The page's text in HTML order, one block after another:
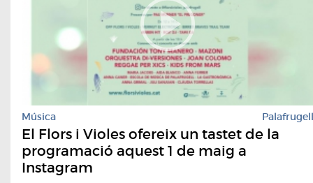
Música Palafrugell
El Flors i Violes ofereix un tastet de la
programació aquest 1 de maig a
Instagram